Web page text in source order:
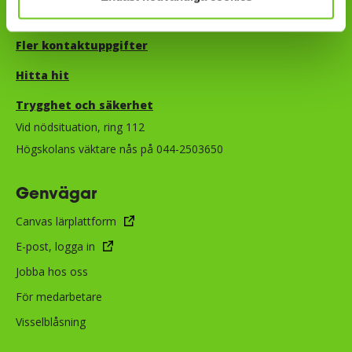
E-post:info@hkr.se
Fler kontaktuppgifter
Hitta hit
Trygghet och säkerhet​​​​​​​​​​​
Vid nödsituation, ring 112
Högskolans väktare nås på 044-2503650
Genvägar
Canvas lärplattform
E-post, logga in
Jobba hos oss
För medarbetare
Visselblåsning